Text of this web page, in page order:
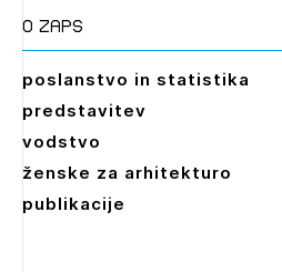
O zaps
poslanstvo in statistika
predstavitev
vodstvo
ženske za arhitekturo
publikacije